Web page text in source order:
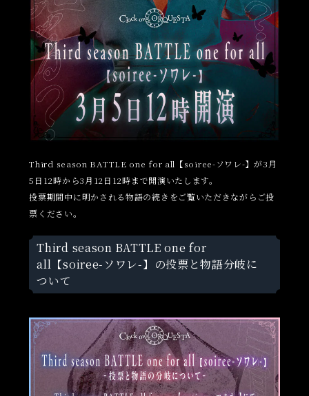
Third season BATTLE one for all【soiree-ソワレ-】が3月
5日12時から3月12日12時まで開演いたします。
投票期間中に明かされる物語の続きをご覧いただきながらご投
票ください。
Third season BATTLE one for
all【soiree-ソワレ-】の投票と物語分岐に
ついて